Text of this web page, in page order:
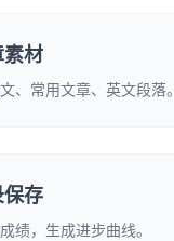
素材
、常用文章、英文段落。
存
绩，生成进步曲线。